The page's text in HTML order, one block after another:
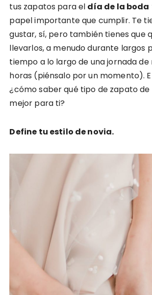
tus zapatos para el día de la boda
papel importante que cumplir. Te
gustar, sí, pero también tienes que
llevarlos, a menudo durante largos
tiempo a lo largo de una jornada de
horas (piénsalo por un momento).
¿cómo saber qué tipo de zapato de
mejor para ti?
Define tu estilo de novia.